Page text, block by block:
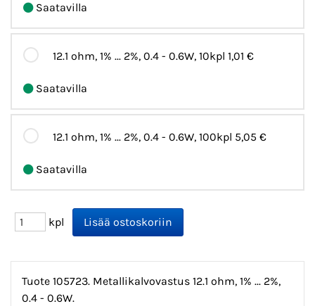
Saatavilla
12.1 ohm, 1% ... 2%, 0.4 - 0.6W, 10kpl 1,01 €
Saatavilla
12.1 ohm, 1% ... 2%, 0.4 - 0.6W, 100kpl 5,05 €
Saatavilla
kpl
Tuote 105723. Metallikalvovastus 12.1 ohm, 1% ... 2%,
0.4 - 0.6W.